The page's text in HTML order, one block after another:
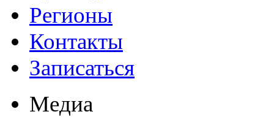
Регионы
Контакты
Записаться
Медиа